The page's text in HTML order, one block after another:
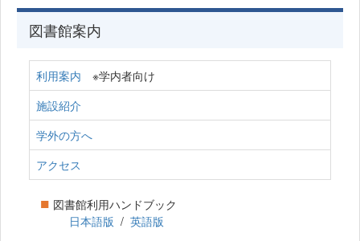
図書館案内
利用案内 ※学内者向け
施設紹介
学外の方へ
アクセス
■ 図書館利用ハンドブック
日本語版 / 英語版